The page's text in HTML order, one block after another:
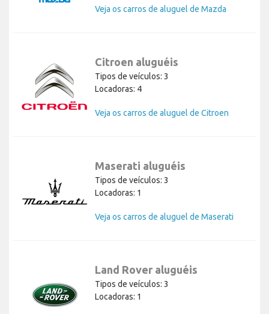
Veja os carros de aluguel de Mazda
Citroen aluguéis
Tipos de veículos: 3
Locadoras: 4
Veja os carros de aluguel de Citroen
Maserati aluguéis
Tipos de veículos: 3
Locadoras: 1
Veja os carros de aluguel de Maserati
Land Rover aluguéis
Tipos de veículos: 3
Locadoras: 1